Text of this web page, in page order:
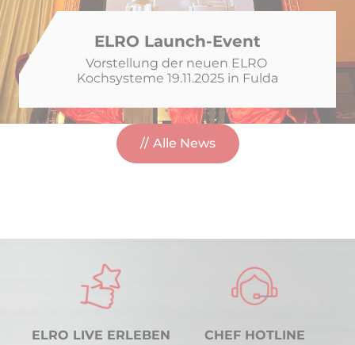
ELRO Launch-Event
Vorstellung der neuen ELRO
Kochsysteme 19.11.2025 in Fulda
Alle News
ELRO LIVE ERLEBEN CHEF HOTLINE